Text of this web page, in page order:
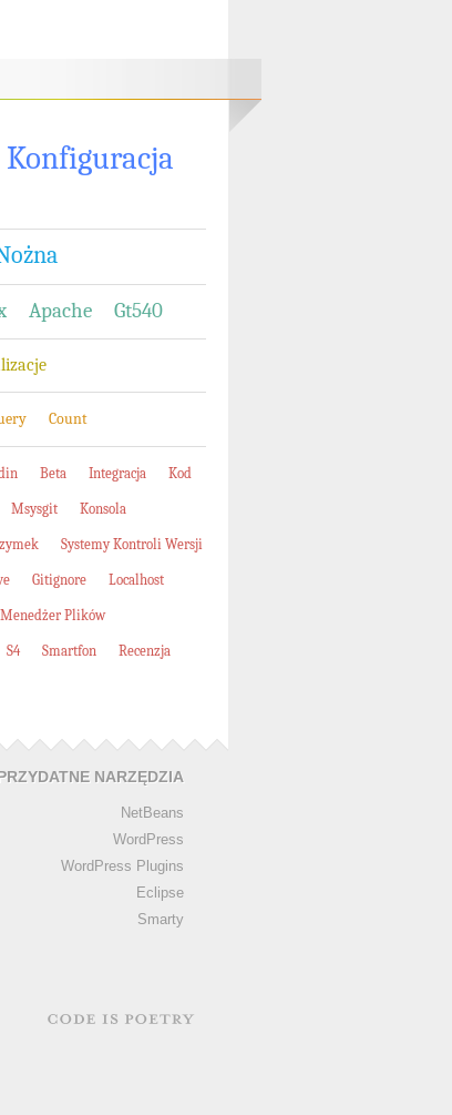
Konfiguracja
Apache Gt540
Count
Beta Integracja Kod
Msysgit Konsola
Systemy Kontroli Wersji
Gitignore Localhost
Menedżer Plików
S4 Smartfon Recenzja
PRZYDATNE NARZĘDZIA
NetBeans
WordPress
WordPress Plugins
Eclipse
Smarty